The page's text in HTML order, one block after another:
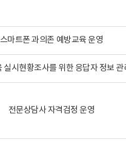
스마트폰 과의존 예방교육 운영
실시현황조사를 위한 응답자 정보 관
전문상담사 자격검정 운영